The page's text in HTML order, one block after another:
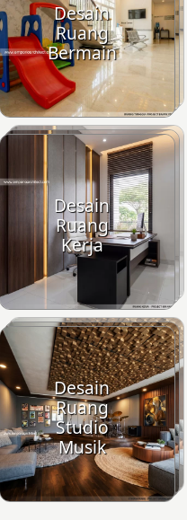
Desain
Ruang
Bermain
Desain
Ruang
Kerja
Desain
Ruang
Studio
Musik